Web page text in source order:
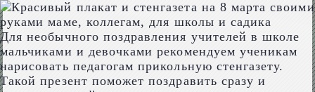
Для необычного поздравления учителей в школе
мальчиками и девочками рекомендуем ученикам
нарисовать педагогам прикольную стенгазету.
Такой презент поможет поздравить сразу и